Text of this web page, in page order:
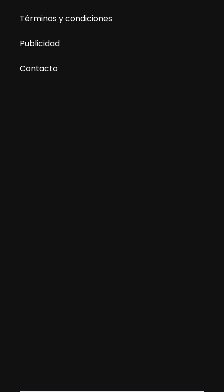
Términos y condiciones
Publicidad
Contacto